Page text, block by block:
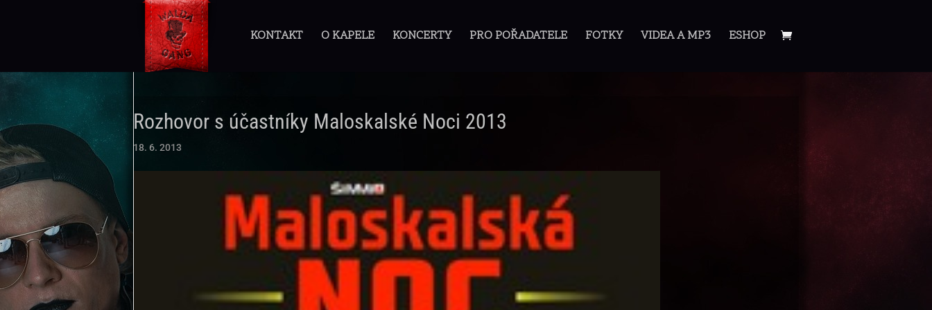
KONTAKT O KAPELE KONCERTY PRO POŘADATELE FOTKY VIDEA A MP3 ESHOP
Rozhovor s účastníky Maloskalské Noci 2013
18. 6. 2013